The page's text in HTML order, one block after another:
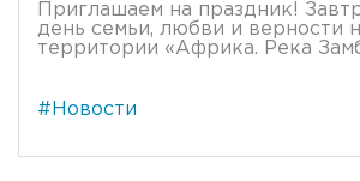
Приглашаем на праздник!
день семьи, любви и верности
территории «Африка. Река
#Новости